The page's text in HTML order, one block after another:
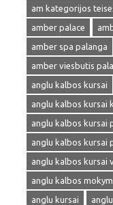
am kategorijos
amber palace
amber spa palanga
amber viesbutis
anglu kalbos kursai
anglu kalbos kursai
anglu kalbos kursai
anglu kalbos kursai
anglu kalbos kursai
anglu kalbos
anglu kursai